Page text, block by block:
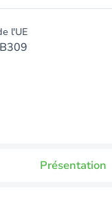
l'UE
Présentation